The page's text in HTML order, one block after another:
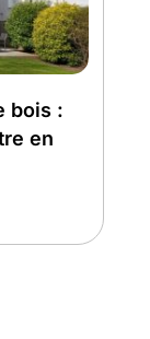
bois :
en